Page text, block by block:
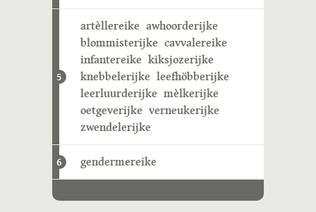
5
artèllereike awhoorderijke
blommisterijke cavvalereike
infantereike kiksjozerijke
knebbelerijke leefhöbberijke
leerluurderijke mèlkerijke
oetgeverijke verneukerijke
zwendelerijke
6 gendermereike